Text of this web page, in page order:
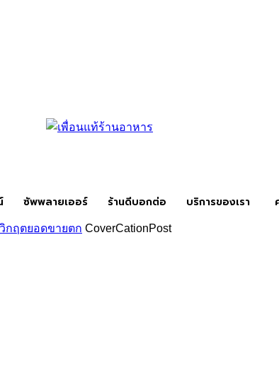
ซัพพลายเออร์ ร้านดีบอกต่อ บริการของเรา
กฤตยอดขายตก CoverCationPost